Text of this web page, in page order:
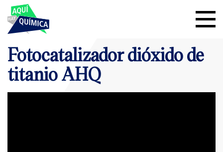
Fotocatalizador dióxido de
titanio AHQ